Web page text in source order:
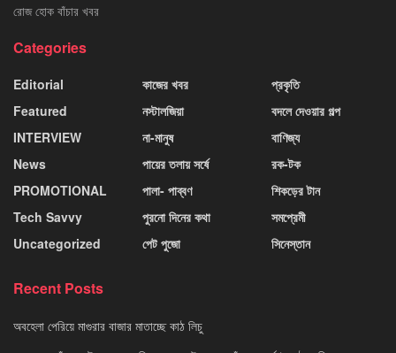
রোজ হোক বাঁচার খবর
Categories
Editorial
Featured
INTERVIEW
News
PROMOTIONAL
Tech Savvy
Uncategorized
কাজের খবর
নস্টালজিয়া
না-মানুষ
পায়ের তলায় সর্ষে
পালা- পাব্বণ
পুরনো দিনের কথা
পেট পুজো
প্রকৃতি
বদলে দেওয়ার গল্প
বাণিজ্য
রক-টক
শিকড়ের টান
সমপ্রেমী
সিনেস্তান
Recent Posts
অবহেলা পেরিয়ে মাগুরার বাজার মাতাচ্ছে কাঠ লিচু